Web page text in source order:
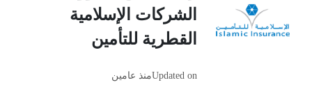
الشركات الإسلامية
القطرية للتأمين
Updated onمنذ عامين